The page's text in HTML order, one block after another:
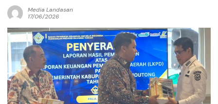
Media Landasan
17/06/2026